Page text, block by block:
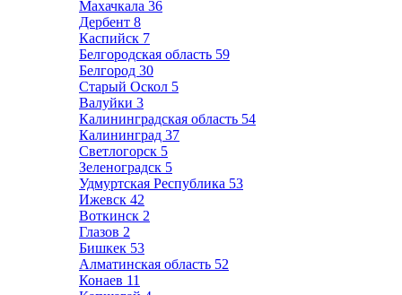
Махачкала 36
Дербент 8
Каспийск 7
Белгородская область 59
Белгород 30
Старый Оскол 5
Валуйки 3
Калининградская область 54
Калининград 37
Светлогорск 5
Зеленоградск 5
Удмуртская Республика 53
Ижевск 42
Воткинск 2
Глазов 2
Бишкек 53
Алматинская область 52
Конаев 11